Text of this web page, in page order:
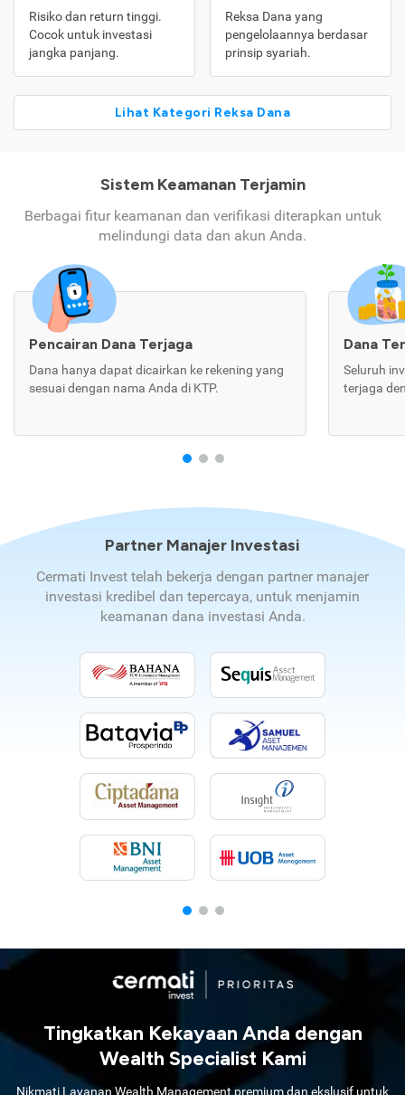
Risiko dan return tinggi.
Cocok untuk investasi
jangka panjang.
Reksa Dana yang
pengelolaannya berdasar
prinsip syariah.
Lihat Kategori Reksa Dana
Sistem Keamanan Terjamin
Berbagai fitur keamanan dan verifikasi diterapkan untuk
melindungi data dan akun Anda.
Pencairan Dana Terjaga
Dana hanya dapat dicairkan ke rekening yang
sesuai dengan nama Anda di KTP.
Dana
Seluruh
terjaga
Partner Manajer Investasi
Cermati Invest telah bekerja dengan partner manajer
investasi kredibel dan tepercaya, untuk menjamin
keamanan dana investasi Anda.
Tingkatkan Kekayaan Anda dengan
Wealth Specialist Kami
Nikmati Layanan Wealth Management premium dan ekslusif untuk